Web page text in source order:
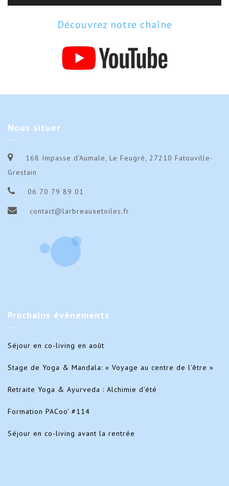
Découvrez notre chaîne
Nous situer
168 Impasse d’Aumale, Le Feugré, 27210 Fatouville-
Grestain
06 70 79 89 01
contact@larbreauxetoiles.fr
Prochains évènements
Séjour en co-living en août
Stage de Yoga & Mandala: « Voyage au centre de l'être »
Retraite Yoga & Ayurveda : Alchimie d’été
Formation PACoo' #114
Séjour en co-living avant la rentrée